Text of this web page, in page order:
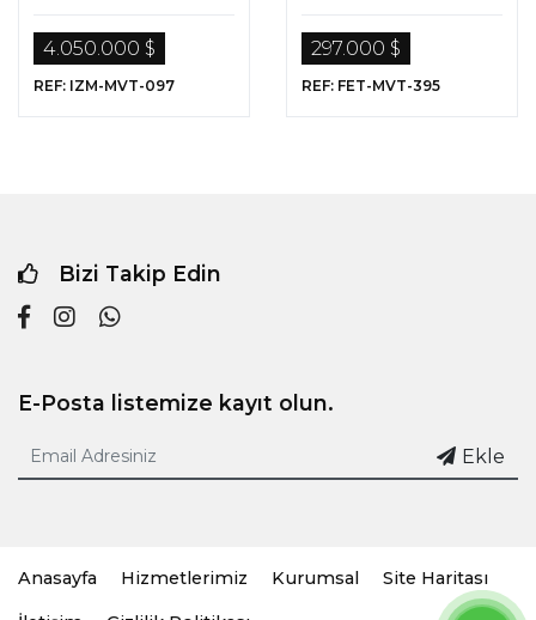
Müstakil Villla
4.050.000 $
REF: IZM-MVT-097
297.000 $
REF: FET-MVT-395
Bizi Takip Edin
E-Posta listemize kayıt olun.
Ekle
Anasayfa Hizmetlerimiz Kurumsal Site Haritası